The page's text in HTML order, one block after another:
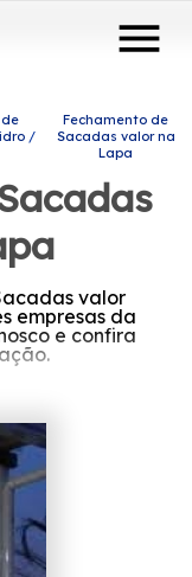
menu
Fechamento de
Sacadas valor na
Lapa
valor
empresas da
e confira
de Sacadas
da Protavi
de vidro,
com
produtos e
de vidros.
encontrar o